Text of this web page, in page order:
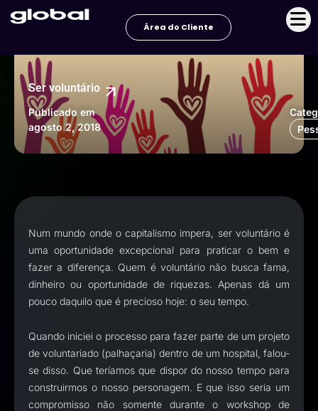
para
conteúdo
Área do Cliente
Ser voluntário
Publicado em
agosto 2, 2018
Num mundo onde o capitalismo impera, ser voluntário é
uma oportunidade excepcional para praticar o bem e
fazer a diferença. Quem é voluntário não busca fama,
dinheiro ou oportunidade de riquezas. Apenas dá um
pouco daquilo que é precioso hoje: o seu tempo.
Quando iniciei o processo para fazer parte de um projeto
de voluntariado (palhaçaria) dentro de um hospital, falou-
se disso. Que teríamos que dispor do nosso tempo para
construirmos o nosso personagem. E que isso seria um
compromisso não somente durante o workshop de